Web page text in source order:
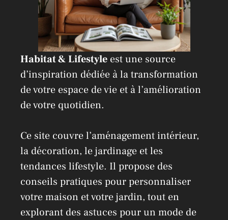
Habitat & Lifestyle est une source
d’inspiration dédiée à la transformation
de votre espace de vie et à l’amélioration
de votre quotidien.
Ce site couvre l’aménagement intérieur,
la décoration, le jardinage et les
tendances lifestyle. Il propose des
conseils pratiques pour personnaliser
votre maison et votre jardin, tout en
explorant des astuces pour un mode de